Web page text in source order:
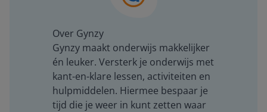
Over Gynzy
Gynzy maakt onderwijs makkelijker
én leuker. Versterk je onderwijs met
kant-en-klare lessen, activiteiten en
hulpmiddelen. Hiermee bespaar je
tijd die je weer in kunt zetten waar